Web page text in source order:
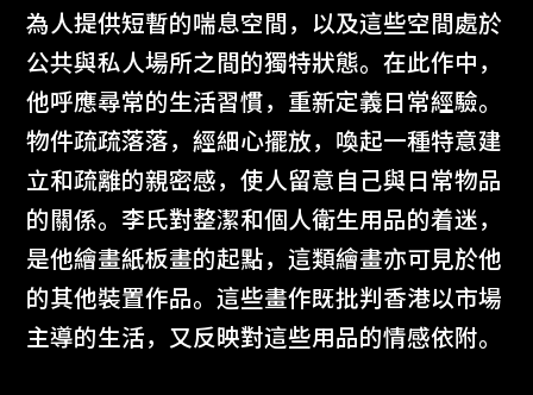
為人提供短暫的喘息空間，以及這些空間處於
公共與私人場所之間的獨特狀態。在此作中，
他呼應尋常的生活習慣，重新定義日常經驗。
物件疏疏落落，經細心擺放，喚起一種特意建
立和疏離的親密感，使人留意自己與日常物品
的關係。李氏對整潔和個人衛生用品的着迷，
是他繪畫紙板畫的起點，這類繪畫亦可見於他
的其他裝置作品。這些畫作既批判香港以市場
主導的生活，又反映對這些用品的情感依附。